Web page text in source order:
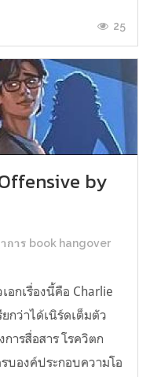
25
by
การ book hangover
อกเรื่องนี้คือ Charlie
กว่าได้เนิร์ดเต็มตัว
ารสื่อสาร โรควิตก
บองค์ประกอบความโอ